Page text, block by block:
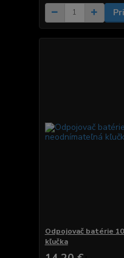
Odpojovač batérie
kľučka